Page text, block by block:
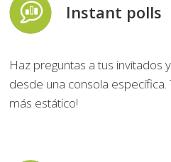
Instant polls
Haz preguntas a tus invitados
desde una consola
más estático!